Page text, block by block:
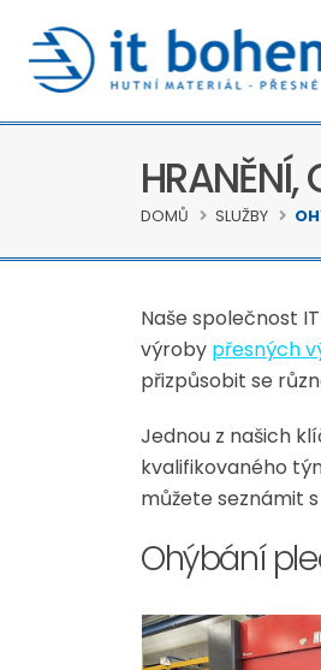
HRANĚNÍ,
DOMŮ SLUŽBY
Naše společnost
výroby přesných
přizpůsobit se
Jednou z našich
kvalifikovaného
můžete seznámit
Ohýbání